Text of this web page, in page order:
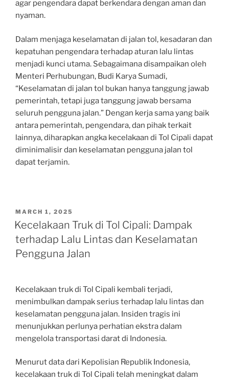
agar pengendara dapat berkendara dengan aman dan
nyaman.
Dalam menjaga keselamatan di jalan tol, kesadaran dan
kepatuhan pengendara terhadap aturan lalu lintas
menjadi kunci utama. Sebagaimana disampaikan oleh
Menteri Perhubungan, Budi Karya Sumadi,
“Keselamatan di jalan tol bukan hanya tanggung jawab
pemerintah, tetapi juga tanggung jawab bersama
seluruh pengguna jalan.” Dengan kerja sama yang baik
antara pemerintah, pengendara, dan pihak terkait
lainnya, diharapkan angka kecelakaan di Tol Cipali dapat
diminimalisir dan keselamatan pengguna jalan tol
dapat terjamin.
POSTED
ON
MARCH 1, 2025
Kecelakaan Truk di Tol Cipali: Dampak
terhadap Lalu Lintas dan Keselamatan
Pengguna Jalan
Kecelakaan truk di Tol Cipali kembali terjadi,
menimbulkan dampak serius terhadap lalu lintas dan
keselamatan pengguna jalan. Insiden tragis ini
menunjukkan perlunya perhatian ekstra dalam
mengelola transportasi darat di Indonesia.
Menurut data dari Kepolisian Republik Indonesia,
kecelakaan truk di Tol Cipali telah meningkat dalam